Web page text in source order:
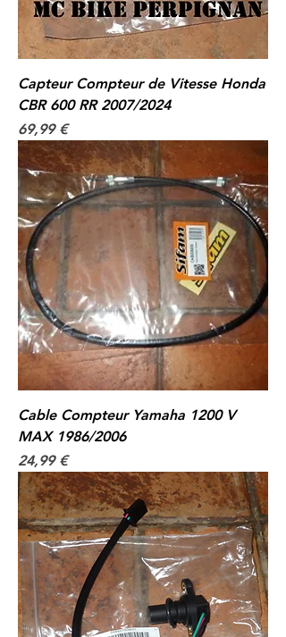
Capteur Compteur de Vitesse Honda
CBR 600 RR 2007/2024
Prix
69,99 €
Cable Compteur Yamaha 1200 V
MAX 1986/2006
Prix
24,99 €